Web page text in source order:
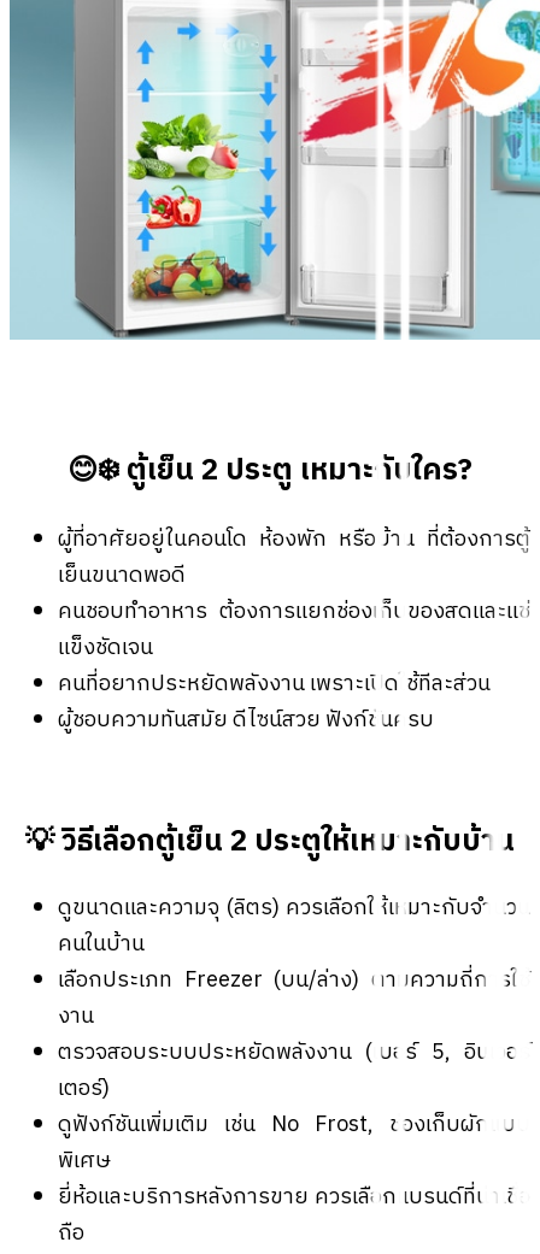
😊❄️ ตู้เย็น 2 ประตู เหมาะกับใคร?
ผู้ที่อาศัยอยู่ในคอนโด ห้องพัก หรือบ้าน ที่ต้องการตู้
เย็นขนาดพอดี
คนชอบทำอาหาร ต้องการแยกช่องเก็บของสดและแช่
แข็งชัดเจน
คนที่อยากประหยัดพลังงาน เพราะเปิดใช้ทีละส่วน
ผู้ชอบความทันสมัย ดีไซน์สวย ฟังก์ชันครบ
💡 วิธีเลือกตู้เย็น 2 ประตูให้เหมาะกับบ้าน
ดูขนาดและความจุ (ลิตร) ควรเลือกให้เหมาะกับจำนวน
คนในบ้าน
เลือกประเภท Freezer (บน/ล่าง) ตามความถี่การใช้
งาน
ตรวจสอบระบบประหยัดพลังงาน (เบอร์ 5, อินเวอร์
เตอร์)
ดูฟังก์ชันเพิ่มเติม เช่น No Frost, ช่องเก็บผักแบบ
พิเศษ
ยี่ห้อและบริการหลังการขาย ควรเลือกแบรนด์ที่น่าเชื่อ
ถือ